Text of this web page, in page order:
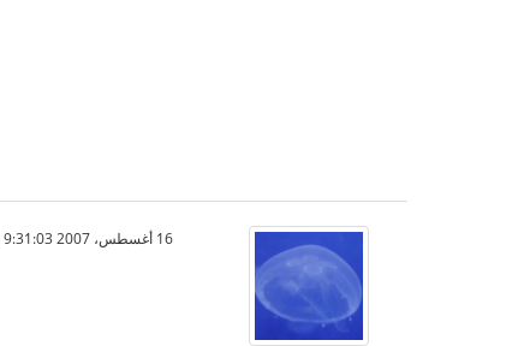
16 أغسطس، 2007 9:31:03 م